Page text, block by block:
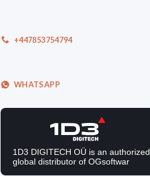
+447853754794
WHATSAPP
1D3 DIGITECH OÜ is an authorized
global distributor of OGsoftwar